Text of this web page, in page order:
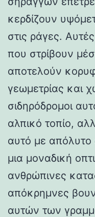
κερδίζουν
στις ράγες.
που στρίβουν
αποτελούν
γεωμετρίας και
σιδηρόδρομοι
αλπικό τοπίο,
αυτό με
μια μοναδική
ανθρώπινες
απόκρημνες
αυτών των